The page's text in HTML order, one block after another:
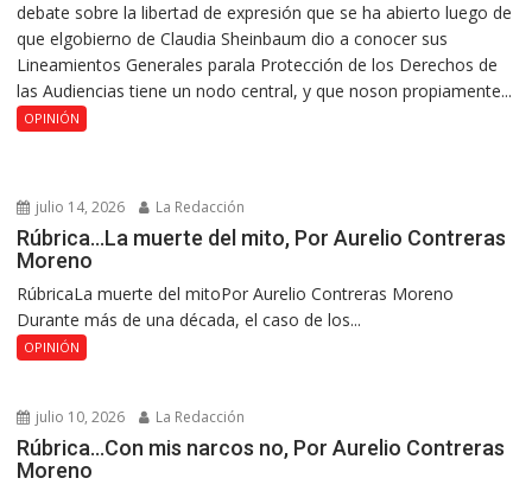
debate sobre la libertad de expresión que se ha abierto luego de
que elgobierno de Claudia Sheinbaum dio a conocer sus
Lineamientos Generales parala Protección de los Derechos de
las Audiencias tiene un nodo central, y que noson propiamente...
OPINIÓN
julio 14, 2026 La Redacción
Rúbrica…La muerte del mito, Por Aurelio Contreras
Moreno
RúbricaLa muerte del mitoPor Aurelio Contreras Moreno
Durante más de una década, el caso de los...
OPINIÓN
julio 10, 2026 La Redacción
Rúbrica…Con mis narcos no, Por Aurelio Contreras
Moreno